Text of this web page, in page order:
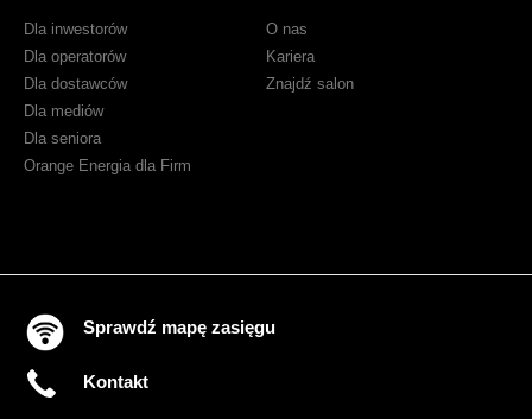
Dla inwestorów
Dla operatorów
Dla dostawców
Dla mediów
Dla seniora
Orange Energia dla Firm
O nas
Kariera
Znajdź salon
Sprawdź mapę zasięgu
Kontakt